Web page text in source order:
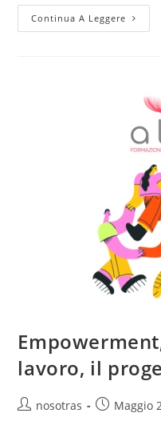
Continua A Leggere
lavoro, il
nosotras Maggio